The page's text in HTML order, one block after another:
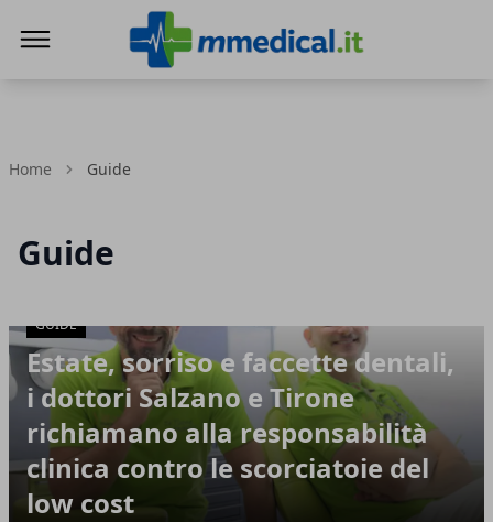
Home Guide
Guide
Articoli in Evidenza
GUIDE
Estate, sorriso e faccette dentali,
i dottori Salzano e Tirone
richiamano alla responsabilità
clinica contro le scorciatoie del
low cost